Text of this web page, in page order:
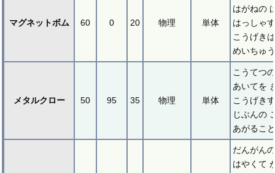
マグネットボム 60 0 20 物理 単体
はがねの
はっしゃ
こうげき
めいちゅ
メタルクロー 50 95 35 物理 単体
こうてつ
あいてを
こうげき
じぶんの
あがるこ
だんがん
はやくて